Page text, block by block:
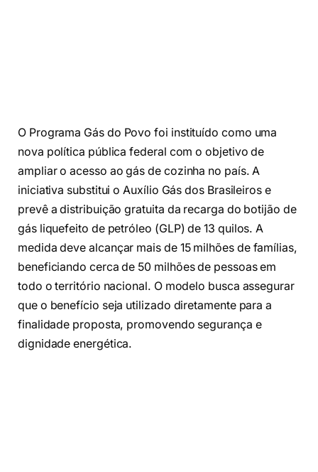
O Programa Gás do Povo foi instituído como uma
nova política pública federal com o objetivo de
ampliar o acesso ao gás de cozinha no país. A
iniciativa substitui o Auxílio Gás dos Brasileiros e
prevê a distribuição gratuita da recarga do botijão de
gás liquefeito de petróleo (GLP) de 13 quilos. A
medida deve alcançar mais de 15 milhões de famílias,
beneficiando cerca de 50 milhões de pessoas em
todo o território nacional. O modelo busca assegurar
que o benefício seja utilizado diretamente para a
finalidade proposta, promovendo segurança e
dignidade energética.